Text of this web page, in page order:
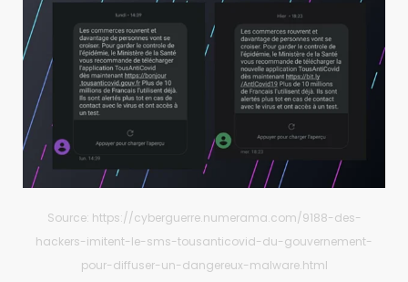
Source: https://cyberguerre.numerama.com/9188-des-
hackers-imitent-le-sms-tousanticovid-du-gouvernement-
pour-diffuser-un-dangereux-malware.html